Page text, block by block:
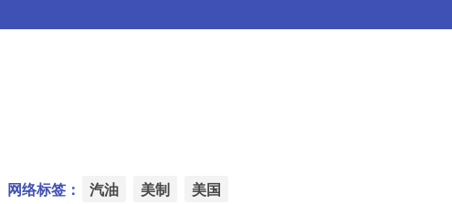
网络标签： 汽油 美制 美国